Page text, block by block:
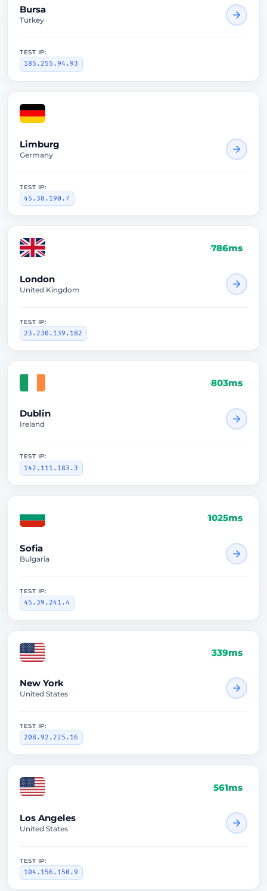
Bursa
Turkey
TEST IP:
185.255.94.93
Limburg
Germany
TEST IP:
45.38.190.7
786ms
London
United Kingdom
TEST IP:
23.230.139.182
803ms
Dublin
Ireland
TEST IP:
142.111.183.3
1025ms
Sofia
Bulgaria
TEST IP:
45.39.241.4
339ms
New York
United States
TEST IP:
208.92.225.16
561ms
Los Angeles
United States
TEST IP:
104.156.150.9